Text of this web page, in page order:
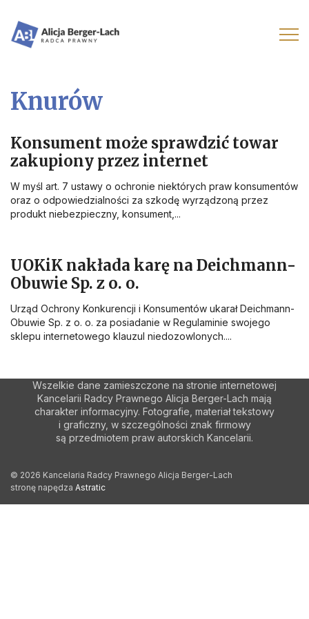
Knurów
Konsument może sprawdzić towar
zakupiony przez internet
W myśl art. 7 ustawy o ochronie niektórych praw konsumentów
oraz o odpowiedzialności za szkodę wyrządzoną przez
produkt niebezpieczny, konsument,...
UOKiK nakłada karę na Deichmann-
Obuwie Sp. z o. o.
Urząd Ochrony Konkurencji i Konsumentów ukarał Deichmann-
Obuwie Sp. z o. o. za posiadanie w Regulaminie swojego
sklepu internetowego klauzul niedozowlonych....
Wszelkie dane zamieszczone na stronie internetowej
Kancelarii Radcy Prawnego Alicja Berger-Lach mają
charakter informacyjny. Fotografie, materiał tekstowy
i graficzny, w szczególności znak firmowy
są przedmiotem praw autorskich Kancelarii.
© 2026 Kancelaria Radcy Prawnego Alicja Berger-Lach
stronę napędza Astratic